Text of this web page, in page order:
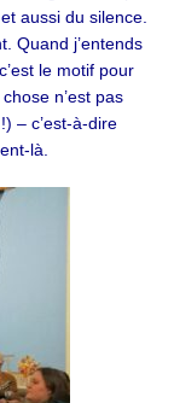
aussi du silence.
Quand j’entends
le motif pour
n’est pas
– c’est-à-dire
là.